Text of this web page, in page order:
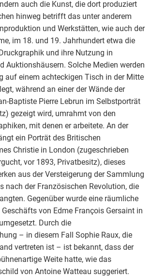
auch die Kunst, die dort produziert
hinweg betrifft das unter anderem
und Werkstätten, wie auch der
im 18. und 19. Jahrhundert etwa die
und ihre Nutzung in
Auktionshäusern. Solche Medien werden
auf einem achteckigen Tisch in der Mitte
während an einer der Wände der
Baptiste Pierre Lebrun im Selbstporträt
gezeigt wird, umrahmt von den
mit denen er arbeitete. An der
ein Porträt des Britischen
Christie in London (zugeschrieben
vor 1893, Privatbesitz), dieses
aus der Versteigerung der Sammlung
nach der Französischen Revolution, die
Gegenüber wurde eine räumliche
von Edme François Gersaint in
Durch die
– in diesem Fall Sophie Raux, die
vertreten ist – ist bekannt, dass der
Weite hatte, wie das
von Antoine Watteau suggeriert.